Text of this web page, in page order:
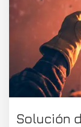
Solución